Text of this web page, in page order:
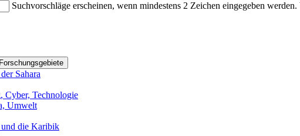
Suchvorschläge erscheinen, wenn mindestens 2 Zeichen eingegeben
Forschungsgebiete
Sahara
Cyber, Technologie
Umwelt
die Karibik